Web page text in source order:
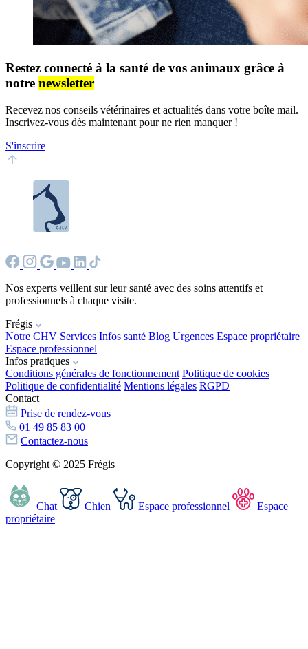
Restez connecté à la santé de vos animaux grâce à
notre newsletter
Recevez nos conseils vétérinaires et actualités dans votre boîte mail.
Inscrivez-vous dès maintenant pour ne rien manquer !
S'inscrire
Nos experts veillent sur leur santé avec des soins attentifs et
professionnels à chaque visite.
Frégis
Notre CHV Services Infos santé Blog Urgences Espace propriétaire
Espace professionnel
Infos pratiques
Conditions générales de fonctionnement Politique de cookies
Politique de confidentialité Mentions légales RGPD
Contact
Prise de rendez-vous
01 49 85 83 00
Contactez-nous
Copyright © 2025 Frégis
Chat Chien Espace professionnel
Espace
propriétaire